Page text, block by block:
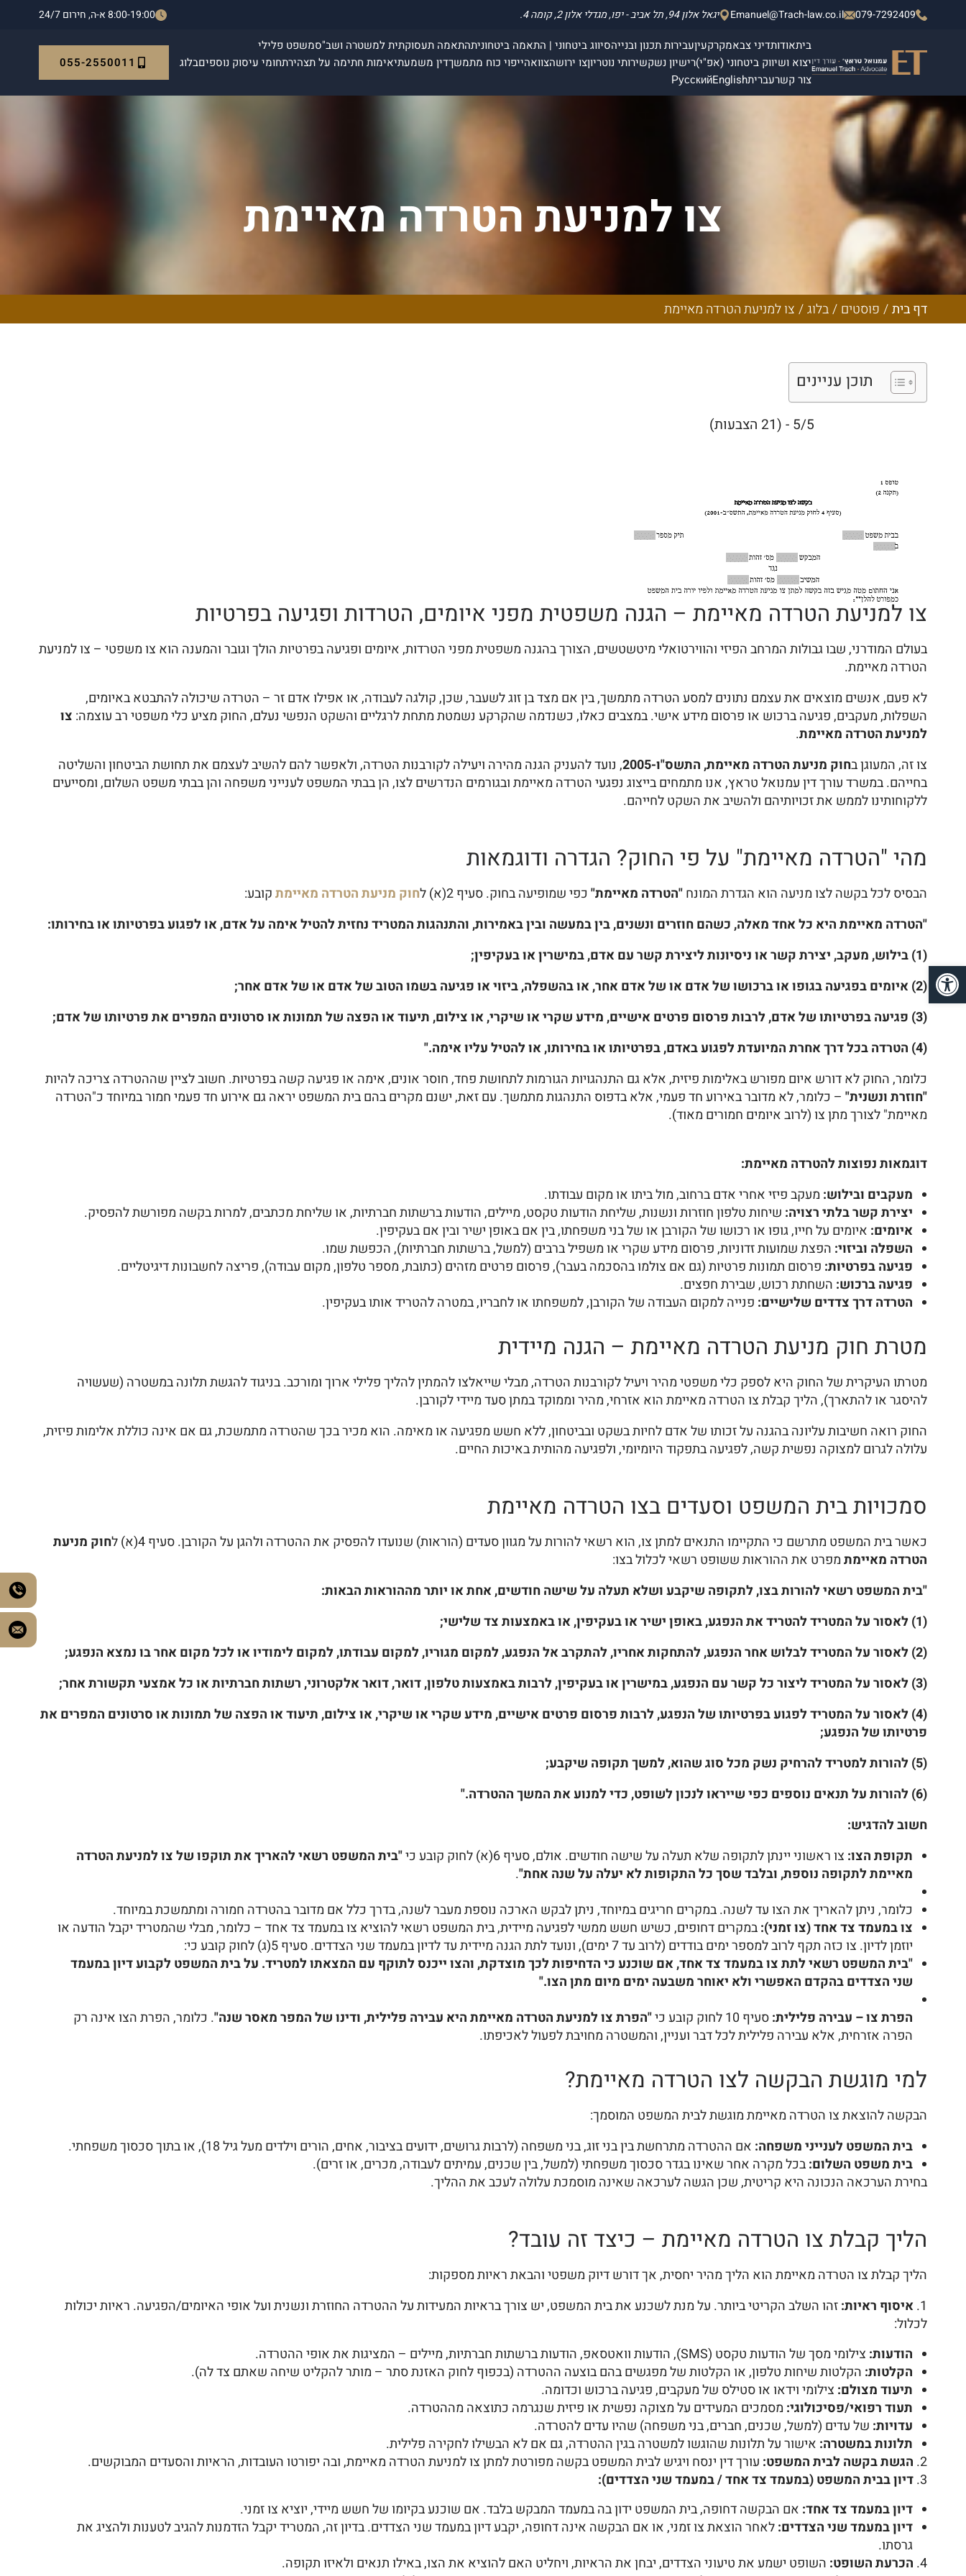
079-7292409
Emanuel@Trach-law.co.il יגאל אלון 94, תל אביב - יפו, מגדלי אלון 2, קומה 4. 8:00-19:00 א-ה, חירום 24/7
ביתאודותדיני צבאמקרקעיןעבירות תכנון ובנייהסיווג ביטחוני | התאמה ביטחוניתהתאמה תעסוקתית למשטרה ושב"סמשפט פלילי
יצוא ושיווק ביטחוני (אפ"י)רישיון נשקשירותי נוטריוןצו ירושהצוואהייפוי כוח מתמשךדין משמעתיאימות חתימה על תצהירתחומי עיסוק נוספיםבלוג
צור קשרעבריתEnglish
Русский
055-2550011
צו למניעת הטרדה מאיימת
דף בית/ פוסטים /בלוג/ צו למניעת הטרדה מאיימת
תוכן עניינים
5/5 - (21 הצבעות)
צו למניעת הטרדה מאיימת – הגנה משפטית מפני איומים, הטרדות ופגיעה בפרטיות
בעולם המודרני, שבו גבולות המרחב הפיזי והווירטואלי מיטשטשים, הצורך בהגנה משפטית מפני הטרדות, איומים ופגיעה בפרטיות הולך וגובר והמענה הוא צו משפטי – צו למניעת
הטרדה מאיימת.
לא פעם, אנשים מוצאים את עצמם נתונים למסע הטרדה מתמשך, בין אם מצד בן זוג לשעבר, שכן, קולגה לעבודה, או אפילו אדם זר – הטרדה שיכולה להתבטא באיומים,
השפלות, מעקבים, פגיעה ברכוש או פרסום מידע אישי. במצבים כאלו, כשנדמה שהקרקע נשמטת מתחת לרגליים והשקט הנפשי נעלם, החוק מציע כלי משפטי רב עוצמה: צו
למניעת הטרדה מאיימת.
צו זה, המעוגן בחוק מניעת הטרדה מאיימת, התשס"ו-2005
, נועד להעניק הגנה מהירה ויעילה לקורבנות הטרדה, ולאפשר להם להשיב לעצמם את תחושת הביטחון והשליטה
בחייהם. במשרד עורך דין עמנואל טראץ, אנו מתמחים בייצוג נפגעי הטרדה מאיימת ובגורמים הנדרשים לצו, הן בבתי המשפט לענייני משפחה והן בבתי משפט השלום, ומסייעים
ללקוחותינו לממש את זכויותיהם ולהשיב את השקט לחייהם.
מהי "הטרדה מאיימת" על פי החוק? הגדרה ודוגמאות
הבסיס לכל בקשה לצו מניעה הוא הגדרת המונח"הטרדה מאיימת"כפי שמופיעה בחוק. סעיף 2(א) ל חוק מניעת הטרדה מאיימתקובע:
"הטרדה מאיימת היא כל אחד מאלה, כשהם חוזרים ונשנים, בין במעשה ובין באמירות, והתנהגות המטריד נחזית להטיל אימה על אדם, או לפגוע בפרטיותו או בחירותו:
(1) בילוש, מעקב, יצירת קשר או ניסיונות ליצירת קשר עם אדם, במישרין או בעקיפין;
(2) איומים בפגיעה בגופו או ברכושו של אדם או של אדם אחר, או בהשפלה, ביזוי או פגיעה בשמו הטוב של אדם או של אדם אחר;
(3) פגיעה בפרטיותו של אדם, לרבות פרסום פרטים אישיים, מידע שקרי או שיקרי, או צילום, תיעוד או הפצה של תמונות או סרטונים המפרים את פרטיותו של אדם;
(4) הטרדה בכל דרך אחרת המיועדת לפגוע באדם, בפרטיותו או בחירותו, או להטיל עליו אימה."
כלומר, החוק לא דורש איום מפורש באלימות פיזית, אלא גם התנהגויות הגורמות לתחושת פחד, חוסר אונים, אימה או פגיעה קשה בפרטיות. חשוב לציין שההטרדה צריכה להיות
"חוזרת ונשנית"– כלומר, לא מדובר באירוע חד פעמי, אלא בדפוס התנהגות מתמשך. עם זאת, ישנם מקרים בהם בית המשפט יראה גם אירוע חד פעמי חמור במיוחד כ"הטרדה
מאיימת" לצורך מתן צו (לרוב איומים חמורים מאוד).
דוגמאות נפוצות להטרדה מאיימת:
מעקבים ובילוש: מעקב פיזי אחרי אדם ברחוב, מול ביתו או מקום עבודתו.
יצירת קשר בלתי רצויה: שיחות טלפון חוזרות ונשנות, שליחת הודעות טקסט, מיילים, הודעות ברשתות חברתיות, או שליחת מכתבים, למרות בקשה מפורשת להפסיק.
איומים: איומים על חייו, גופו או רכושו של הקורבן או של בני משפחתו, בין אם באופן ישיר ובין אם בעקיפין.
השפלה וביזוי: הפצת שמועות זדוניות, פרסום מידע שקרי או משפיל ברבים (למשל, ברשתות חברתיות), הכפשת שמו.
פגיעה בפרטיות: פרסום תמונות פרטיות (גם אם צולמו בהסכמה בעבר), פרסום פרטים מזהים (כתובת, מספר טלפון, מקום עבודה), פריצה לחשבונות דיגיטליים.
פגיעה ברכוש: השחתת רכוש, שבירת חפצים.
הטרדה דרך צדדים שלישיים: פנייה למקום העבודה של הקורבן, למשפחתו או לחבריו, במטרה להטריד אותו בעקיפין.
מטרת חוק מניעת הטרדה מאיימת – הגנה מיידית
מטרתו העיקרית של החוק היא לספק כלי משפטי מהיר ויעיל לקורבנות הטרדה, מבלי שייאלצו להמתין להליך פלילי ארוך ומורכב. בניגוד להגשת תלונה במשטרה (שעשויה
להיסגר או להתארך), הליך קבלת צו הטרדה מאיימת הוא אזרחי, מהיר וממוקד במתן סעד מיידי לקורבן.
החוק רואה חשיבות עליונה בהגנה על זכותו של אדם לחיות בשקט ובביטחון, ללא חשש מפגיעה או מאימה. הוא מכיר בכך שהטרדה מתמשכת, גם אם אינה כוללת אלימות פיזית,
עלולה לגרום למצוקה נפשית קשה, לפגיעה בתפקוד היומיומי, ולפגיעה מהותית באיכות החיים.
סמכויות בית המשפט וסעדים בצו הטרדה מאיימת
כאשר בית המשפט מתרשם כי התקיימו התנאים למתן צו, הוא רשאי להורות על מגוון סעדים (הוראות) שנועדו להפסיק את ההטרדה ולהגן על הקורבן. סעיף 4(א) ל
חוק מניעת
הטרדה מאיימתמפרט את ההוראות ששופט רשאי לכלול בצו:
"בית המשפט רשאי להורות בצו, לתקופה שיקבע ושלא תעלה על שישה חודשים, אחת או יותר מההוראות הבאות:
(1) לאסור על המטריד להטריד את הנפגע, באופן ישיר או בעקיפין, או באמצעות צד שלישי;
(2) לאסור על המטריד לבלוש אחר הנפגע, להתחקות אחריו, להתקרב אל הנפגע, למקום מגוריו, למקום עבודתו, למקום לימודיו או לכל מקום אחר בו נמצא הנפגע;
(3) לאסור על המטריד ליצור כל קשר עם הנפגע, במישרין או בעקיפין, לרבות באמצעות טלפון, דואר, דואר אלקטרוני, רשתות חברתיות או כל אמצעי תקשורת אחר;
(4) לאסור על המטריד לפגוע בפרטיותו של הנפגע, לרבות פרסום פרטים אישיים, מידע שקרי או שיקרי, או צילום, תיעוד או הפצה של תמונות או סרטונים המפרים את
פרטיותו של הנפגע;
(5) להורות למטריד להרחיק נשק מכל סוג שהוא, למשך תקופה שיקבע;
(6) להורות על תנאים נוספים כפי שייראו לנכון לשופט, כדי למנוע את המשך ההטרדה."
חשוב להדגיש:
תקופת הצו: צו ראשוני יינתן לתקופה שלא תעלה על שישה חודשים. אולם, סעיף 6(א) לחוק קובע כי
"בית המשפט רשאי להאריך את תוקפו של צו למניעת הטרדה
מאיימת לתקופה נוספת, ובלבד שסך כל התקופות לא יעלה על שנה אחת".
כלומר, ניתן להאריך את הצו עד לשנה. במקרים חריגים במיוחד, ניתן לבקש הארכה נוספת מעבר לשנה, בדרך כלל אם מדובר בהטרדה חמורה ומתמשכת במיוחד.
צו במעמד צד אחד (צו זמני):במקרים דחופים, כשיש חשש ממשי לפגיעה מיידית, בית המשפט רשאי להוציא צו במעמד צד אחד – כלומר, מבלי שהמטריד יקבל הודעה או
יוזמן לדיון. צו כזה תקף לרוב למספר ימים בודדים (לרוב עד 7 ימים), ונועד לתת הגנה מיידית עד לדיון במעמד שני הצדדים. סעיף 5(ג) לחוק קובע כי:
"בית המשפט רשאי לתת צו במעמד צד אחד, אם שוכנע כי הדחיפות לכך מוצדקת, והצו ייכנס לתוקף עם המצאתו למטריד. על בית המשפט לקבוע דיון במעמד
שני הצדדים בהקדם האפשרי ולא יאוחר משבעה ימים מיום מתן הצו."
הפרת צו – עבירה פלילית:סעיף 10 לחוק קובע כי "הפרת צו למניעת הטרדה מאיימת היא עבירה פלילית, ודינו של המפר מאסר שנה". כלומר, הפרת הצו אינה רק
הפרה אזרחית, אלא עבירה פלילית לכל דבר ועניין, והמשטרה מחויבת לפעול לאכיפתו.
למי מוגשת הבקשה לצו הטרדה מאיימת?
הבקשה להוצאת צו הטרדה מאיימת מוגשת לבית המשפט המוסמך:
בית המשפט לענייני משפחה: אם ההטרדה מתרחשת בין בני זוג, בני משפחה (לרבות גרושים, ידועים בציבור, אחים, הורים וילדים מעל גיל 18), או בתוך סכסוך משפחתי.
בית משפט השלום:בכל מקרה אחר שאינו בגדר סכסוך משפחתי (למשל, בין שכנים, עמיתים לעבודה, מכרים, או זרים).
בחירת הערכאה הנכונה היא קריטית, שכן הגשה לערכאה שאינה מוסמכת עלולה לעכב את ההליך.
הליך קבלת צו הטרדה מאיימת – כיצד זה עובד?
הליך קבלת צו הטרדה מאיימת הוא הליך מהיר יחסית, אך דורש דיוק משפטי והבאת ראיות מספקות:
איסוף ראיות:זהו השלב הקריטי ביותר. על מנת לשכנע את בית המשפט, יש צורך בראיות המעידות על ההטרדה החוזרת ונשנית ועל אופי האיומים/הפגיעה. ראיות יכולות
לכלול:
הודעות: צילומי מסך של הודעות טקסט (SMS), הודעות וואטסאפ, הודעות ברשתות חברתיות, מיילים – המציגות את אופי ההטרדה.
הקלטות: הקלטות שיחות טלפון, או הקלטות של מפגשים בהם בוצעה ההטרדה (בכפוף לחוק האזנת סתר – מותר להקליט שיחה שאתם צד לה).
תיעוד מצולם: צילומי וידאו או סטילס של מעקבים, פגיעה ברכוש וכדומה.
תעוד רפואי/פסיכולוגי: מסמכים המעידים על מצוקה נפשית או פיזית שנגרמה כתוצאה מההטרדה.
עדויות: של עדים (למשל, שכנים, חברים, בני משפחה) שהיו עדים להטרדה.
תלונות במשטרה: אישור על תלונות שהוגשו למשטרה בגין ההטרדה, גם אם לא הבשילו לחקירה פלילית.
הגשת בקשה לבית המשפט: עורך דין ינסח ויגיש לבית המשפט בקשה מפורטת למתן צו למניעת הטרדה מאיימת, ובה יפורטו העובדות, הראיות והסעדים המבוקשים.
דיון בבית המשפט (במעמד צד אחד / במעמד שני הצדדים):
דיון במעמד צד אחד: אם הבקשה דחופה, בית המשפט ידון בה במעמד המבקש בלבד. אם שוכנע בקיומו של חשש מיידי, יוציא צו זמני.
דיון במעמד שני הצדדים:לאחר הוצאת צו זמני, או אם הבקשה אינה דחופה, יקבע דיון במעמד שני הצדדים. בדיון זה, המטריד יקבל הזדמנות להגיב לטענות ולהציג את
גרסתו.
הכרעת השופט: השופט ישמע את טיעוני הצדדים, יבחן את הראיות, ויחליט האם להוציא את הצו, באילו תנאים ולאיזו תקופה.
פתח סרגל נגישות